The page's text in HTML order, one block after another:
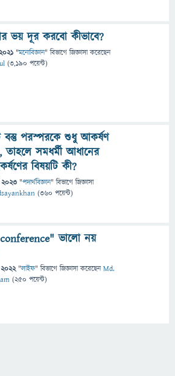
ভয় দূর করবো কীভাবে?
"মনোবিজ্ঞান" বিভাগে জিজ্ঞাসাকরেছেন
(3,190 পয়েন্ট)
বস্তু পরস্পরকে শুধু আকর্ষণ
সমধর্মী আধানের
বিষয়টি কী?
2023 "পদার্থবিজ্ঞান" বিভাগে জিজ্ঞাসা
(360 পয়েন্ট)
ভালো নয়
2022 "লাইফ" বিভাগে জিজ্ঞাসাকরেছেনMd.
(250 পয়েন্ট)